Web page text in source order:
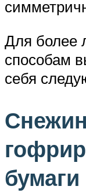
Для более
способам
себя
бумаги